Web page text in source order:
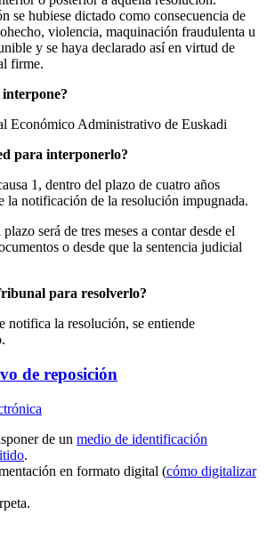
se hubiese dictado como consecuencia de
violencia, maquinación fraudulenta u
y se haya declarado así en virtud de
firme.
interpone?
Económico Administrativo de Euskadi
para interponerlo?
1, dentro del plazo de cuatro años
la notificación de la resolución impugnada.
será de tres meses a contar desde el
o desde que la sentencia judicial
para resolverlo?
notifica la resolución, se entiende
de reposición
de un medio de identificación
.
en formato digital (cómo digitalizar